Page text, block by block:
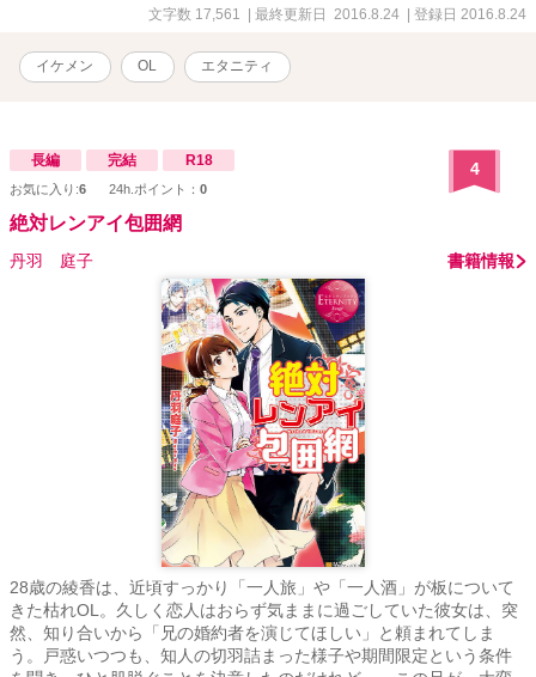
◆書籍化のため、誠に勝手ながら8月23日の14時に、本編と番外編の
文字数 17,561 | 最終更新日 2016.8.24 | 登録日 2016.8.24
イケメン OL エタニティ
長編 完結 R18
お気に入り:6 24h.ポイント： 0
4
絶対レンアイ包囲網
丹羽 庭子 書籍情報
28歳の綾香は、近頃すっかり「一人旅」や「一人酒」が板について
きた枯れOL。久しく恋人はおらず気ままに過ごしていた彼女は、突
然、知り合いから「兄の婚約者を演じてほしい」と頼まれてしま
う。戸惑いつつも、知人の切羽詰まった様子や期間限定という条件